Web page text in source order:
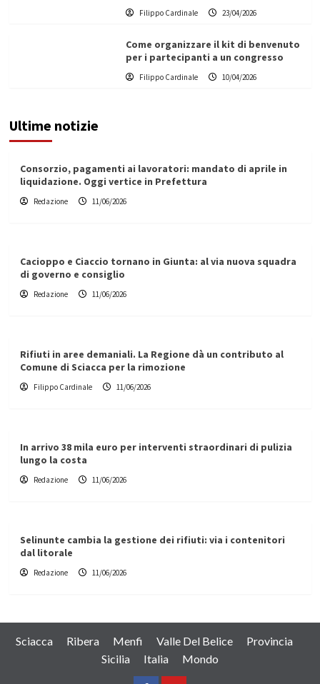
Filippo Cardinale 23/04/2026
Come organizzare il kit di benvenuto
per i partecipanti a un congresso
Filippo Cardinale 10/04/2026
Ultime notizie
Consorzio, pagamenti ai lavoratori: mandato di aprile in
liquidazione. Oggi vertice in Prefettura
Redazione 11/06/2026
Cacioppo e Ciaccio tornano in Giunta: al via nuova squadra
di governo e consiglio
Redazione 11/06/2026
Rifiuti in aree demaniali. La Regione dà un contributo al
Comune di Sciacca per la rimozione
Filippo Cardinale 11/06/2026
In arrivo 38 mila euro per interventi straordinari di pulizia
lungo la costa
Redazione 11/06/2026
Selinunte cambia la gestione dei rifiuti: via i contenitori
dal litorale
Redazione 11/06/2026
Sciacca Ribera Menfi Valle Del Belice
Provincia
Sicilia
Italia Mondo